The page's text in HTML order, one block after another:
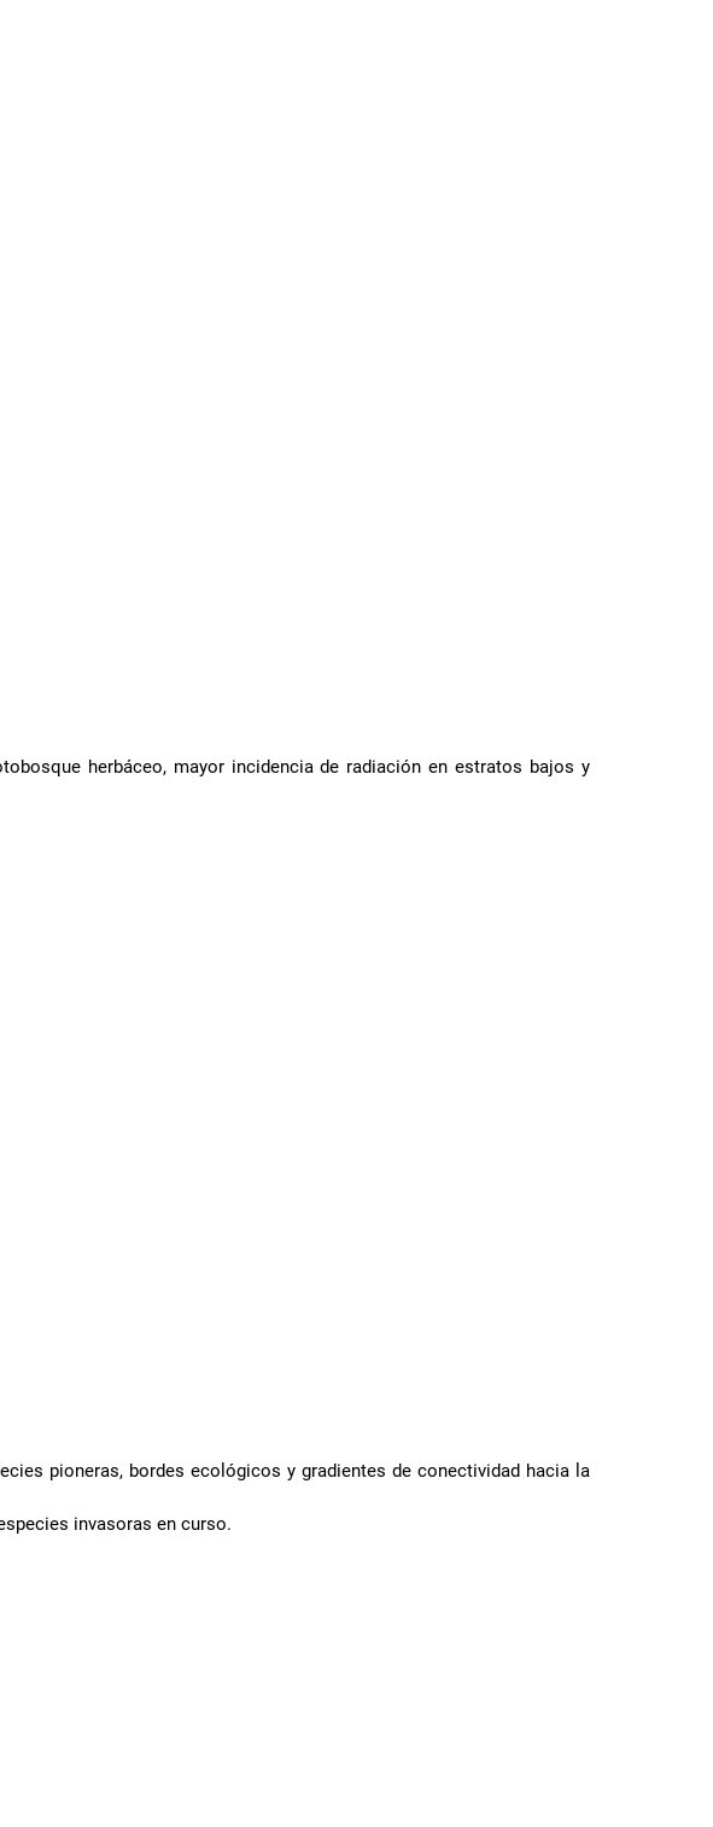
herbáceo, mayor incidencia de radiación en estratos bajos y
pioneras, bordes ecológicos y gradientes de conectividad hacia la
invasoras en curso.